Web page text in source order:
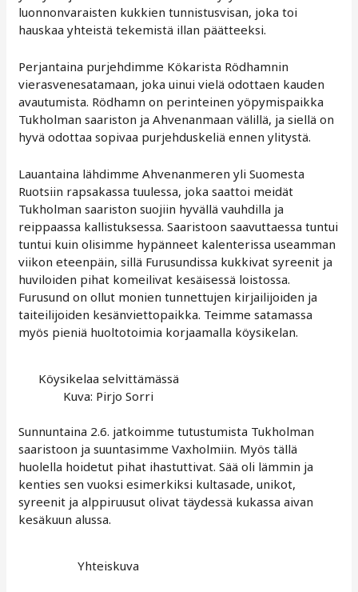
luonnonvaraisten kukkien tunnistusvisan, joka toi
hauskaa yhteistä tekemistä illan päätteeksi.
Perjantaina purjehdimme Kökarista Rödhamnin
vierasvenesatamaan, joka uinui vielä odottaen kauden
avautumista. Rödhamn on perinteinen yöpymispaikka
Tukholman saariston ja Ahvenanmaan välillä, ja siellä on
hyvä odottaa sopivaa purjehduskeliä ennen ylitystä.
Lauantaina lähdimme Ahvenanmeren yli Suomesta
Ruotsiin rapsakassa tuulessa, joka saattoi meidät
Tukholman saariston suojiin hyvällä vauhdilla ja
reippaassa kallistuksessa. Saaristoon saavuttaessa tuntui
tuntui kuin olisimme hypänneet kalenterissa useamman
viikon eteenpäin, sillä Furusundissa kukkivat syreenit ja
huviloiden pihat komeilivat kesäisessä loistossa.
Furusund on ollut monien tunnettujen kirjailijoiden ja
taiteilijoiden kesänviettopaikka. Teimme satamassa
myös pieniä huoltotoimia korjaamalla köysikelan.
Köysikelaa selvittämässä
Kuva: Pirjo Sorri
Sunnuntaina 2.6. jatkoimme tutustumista Tukholman
saaristoon ja suuntasimme Vaxholmiin. Myös tällä
huolella hoidetut pihat ihastuttivat. Sää oli lämmin ja
kenties sen vuoksi esimerkiksi kultasade, unikot,
syreenit ja alppiruusut olivat täydessä kukassa aivan
kesäkuun alussa.
Yhteiskuva